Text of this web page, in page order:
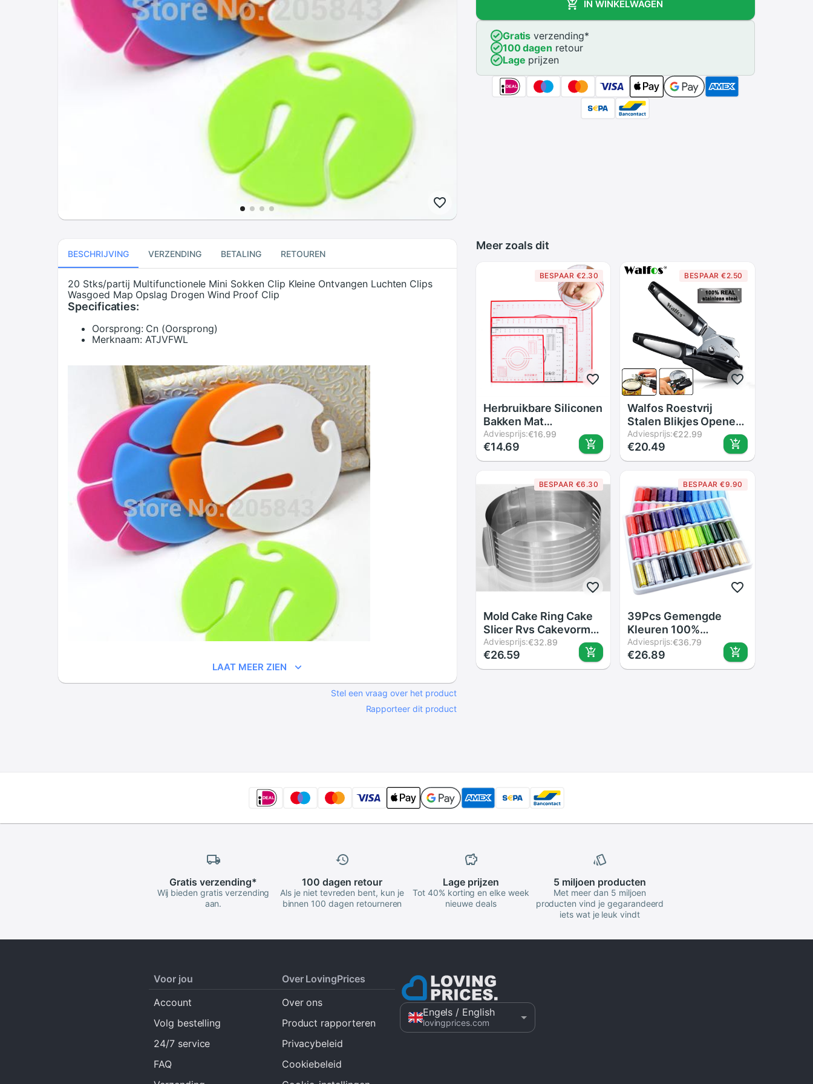
IN WINKELWAGEN
Gratis verzending*
100 dagen retour
Lage prijzen
BESCHRIJVING VERZENDING BETALING RETOUREN
20 Stks/partij Multifunctionele Mini Sokken Clip Kleine Ontvangen Luchten Clips
Wasgoed Map Opslag Drogen Wind Proof Clip
Specificaties:
Oorsprong: Cn (Oorsprong)
Merknaam: ATJVFWL
LAAT MEER ZIEN
Stel een vraag over het product
Rapporteer dit product
Meer zoals dit
BESPAAR €2.30
Herbruikbare Siliconen
Bakken Mat
Milieuvriendelijke Mat
Voor Rolling Deeg Pad
Grote non-stick Oven
Accessoires
Gereedschap
Adviesprijs:€16.99
€14.69
BESPAAR €2.50
Walfos Roestvrij
Stalen Blikjes Opener
Professionele
Ergonomische
Handleiding
Handleiding
Blikopener
Adviesprijs:€22.99
€20.49
BESPAAR €6.30
Mold Cake Ring Cake
Slicer Rvs Cakevorm
Verstelbare Intrekbare
Circulaire Cakevorm
Gelaagde Bakken Tool
Adviesprijs:€32.89
€26.59
BESPAAR €9.90
39Pcs Gemengde
Kleuren 100%
Polyester Garen
Naaigaren Roll
Machine Hand
Adviesprijs:€36.79
€26.89
Gratis verzending*
Wij bieden gratis verzending
aan.
100 dagen retour
Als je niet tevreden bent, kun je
binnen 100 dagen retourneren
Lage prijzen
Tot 40% korting en elke week
nieuwe deals
5 miljoen producten
Met meer dan 5 miljoen
producten vind je gegarandeerd
iets wat je leuk vindt
Voor jou
Account
Volg bestelling
24/7 service
FAQ
Over LovingPrices
Over ons
Product rapporteren
Privacybeleid
Cookiebeleid
Engels / English
lovingprices.com